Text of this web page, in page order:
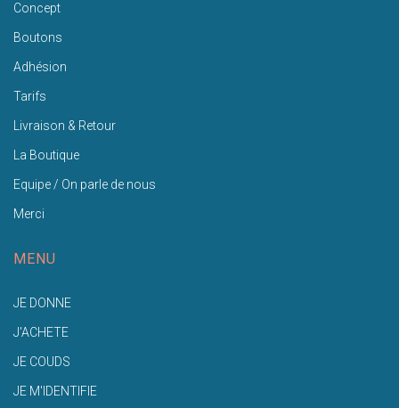
Concept
Boutons
Adhésion
Tarifs
Livraison & Retour
La Boutique
Equipe / On parle de nous
Merci
MENU
JE DONNE
J'ACHETE
JE COUDS
JE M'IDENTIFIE